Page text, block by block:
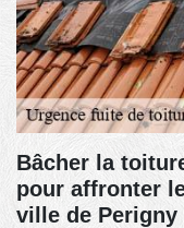
Bâcher la
pour affronter
ville de Perigny